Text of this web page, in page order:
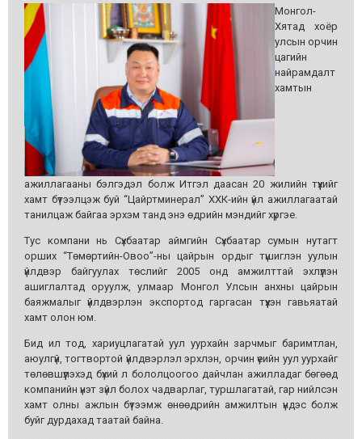
Монгол-
Хятад хоёр
улсын орчин
цагийн
найрамдалт
хамтын
ажиллагааны бэлгэдэл болж Итгэл даасан 20 жилийн түүхийг
хамт бүтээлцэж буй “Цайртминерал” ХХК-ийн үйл ажиллагаатай
танилцаж байгаа эрхэм танд энэ өдрийн мэндийг хүргэе.
Тус компани нь Сүхбаатар аймгийн Сүхбаатар сумын нутагт
орших “Төмөртийн-Овоо”-ны цайрын ордыг түшиглэн уулын
үйлдвэр байгуулах төслийг 2005 онд амжилттай эхлүүлэн
ашиглалтад оруулж, улмаар Монгол Улсын анхны цайрын
баяжмалыг үйлдвэрлэн экспортод гаргасан түүхэн гавьяатай
хамт олон юм.
Бид ил тод, хариуцлагатай уул уурхайн зарчмыг баримтлан,
аюулгүй, тогтвортой үйлдвэрлэл эрхлэн, орчин үеийн уул уурхайг
төлөвшүүлэхэд бүхий л бололцоогоо дайчлан ажилладаг бөгөөд
компанийн үнэт зүйл болох чадварлаг, туршлагатай, гар нийлсэн
хамт олны ажлын бүтээмж өнөөдрийн амжилтын үндэс болж
буйг дурдахад таатай байна.